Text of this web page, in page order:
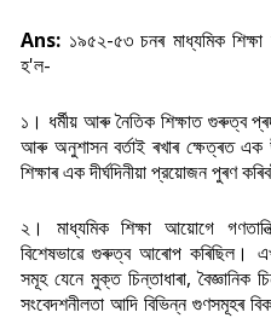
Ans: ১৯৫২-৫৩ চনৰ মাধ্যমিক
হ'ল-
১। ধৰ্মীয় আৰু নৈতিক শিক্ষাত গুৰুত্ব
আৰু অনুশাসন বৰ্তাই ৰখাৰ ক্ষেত্ৰত এক
শিক্ষাৰ এক দীৰ্ঘদিনীয়া প্রয়োজন পুৰণ
২। মাধ্যমিক শিক্ষা আয়োগে
বিশেষভাৱে গুৰুত্ব আৰোপ কৰিছিল।
সমূহ যেনে মুক্ত চিন্তাধাৰা, বৈজ্ঞানিক
সংবেদশনীলতা আদি বিভিন্ন গুণসমূহৰ